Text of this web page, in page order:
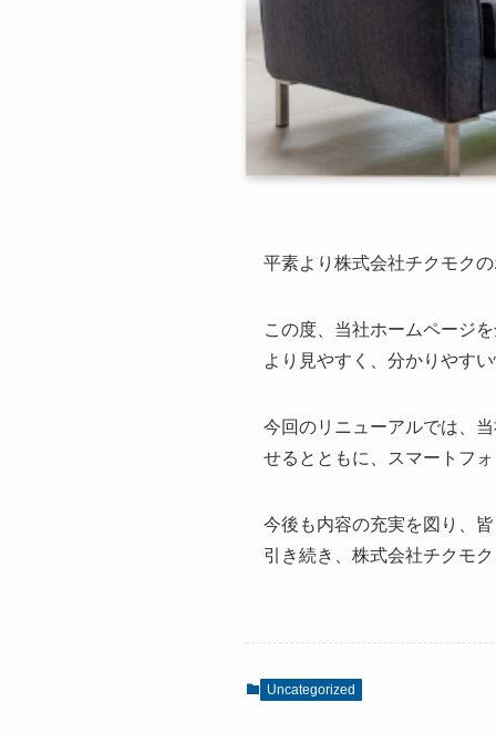
平素より株式会社チクモク
この度、当社ホームページ
より見やすく、分かりやす
今回のリニューアルでは、
せるとともに、スマートフ
今後も内容の充実を図り、
引き続き、株式会社チクモ
Uncategorized